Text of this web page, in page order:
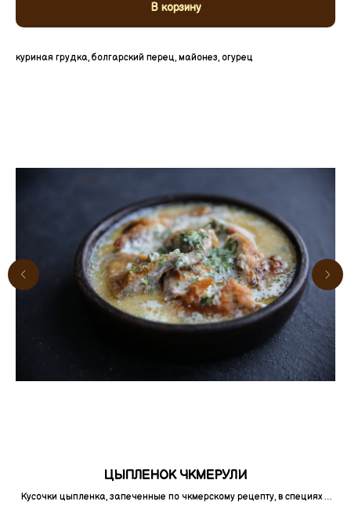
В корзину
куриная грудка, болгарский перец, майонез, огурец
ЦЫПЛЕНОК ЧКМЕРУЛИ
Кусочки цыпленка, запеченные по чкмерскому рецепту, в специях и